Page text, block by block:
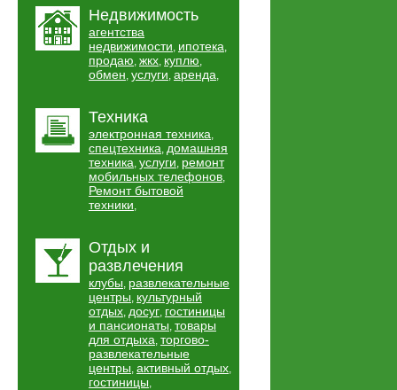
Недвижимость
агентства
недвижимости, ипотека,
продаю, жкх, куплю,
обмен, услуги, аренда,
Техника
электронная техника,
спецтехника, домашняя
техника, услуги, ремонт
мобильных телефонов,
Ремонт бытовой
техники,
Отдых и
развлечения
клубы, развлекательные
центры, культурный
отдых, досуг, гостиницы
и пансионаты, товары
для отдыха, торгово-
развлекательные
центры, активный отдых,
гостиницы,